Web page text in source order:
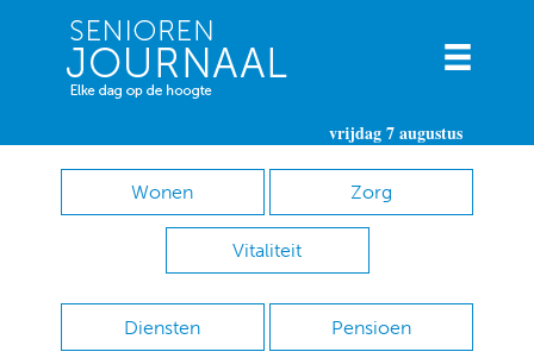
vrijdag 7 augustus
Wonen Zorg
Vitaliteit
Diensten Pensioen